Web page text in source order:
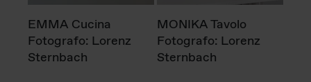
EMMA Cucina
Fotografo: Lorenz
Sternbach
MONIKA Tavolo
Fotografo: Lorenz
Sternbach